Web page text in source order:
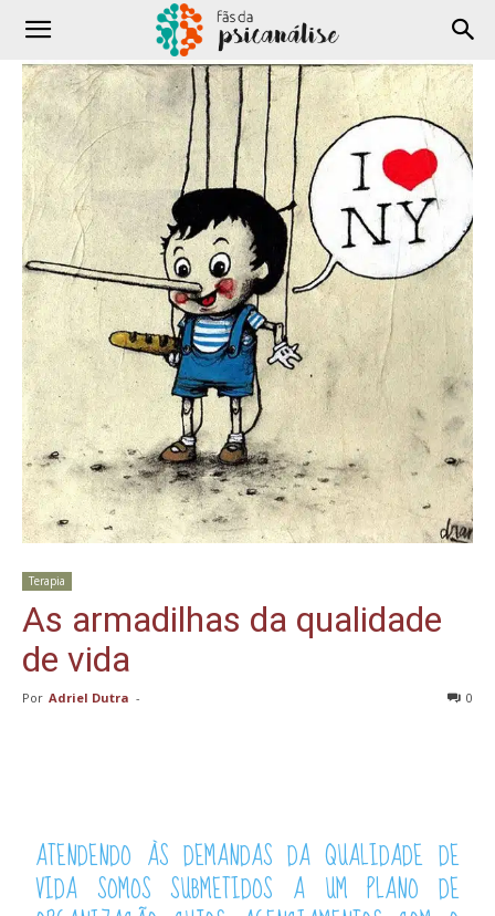
Terapia
As armadilhas da qualidade
de vida
Por Adriel Dutra - 0
ATENDENDO ÀS DEMANDAS DA QUALIDADE DE
VIDA SOMOS SUBMETIDOS A UM PLANO DE